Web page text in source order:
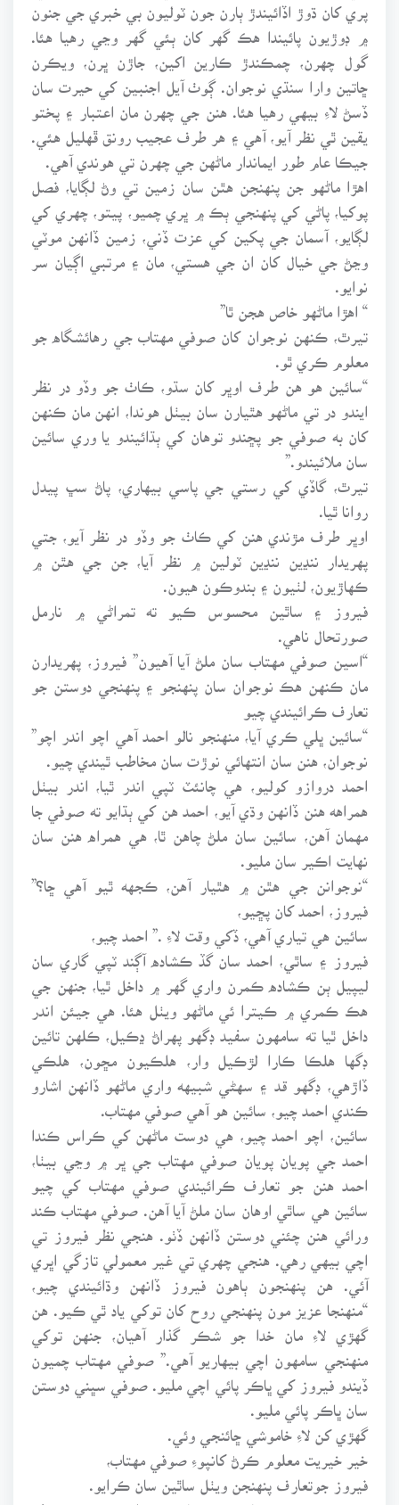
پري کان ڌوڙ اڏائيندڙ ٻارن جون ٽوليون بي خبري جي جنون
۾ ڊوڙيون پائيندا هڪ گهر کان ٻئي گهر وڃي رهيا هئا.
گول چهرن، چمڪندڙ ڪارين اکين، جاڙن ڀرن، ويڪرن
ڇاتين وارا سنڌي نوجوان. ڳوٺ آيل اجنبين کي حيرت سان
ڏسڻ لاءِ بيهي رهيا هئا. هنن جي چهرن مان اعتبار ۽ پختو
يقين ٿي نظر آيو، آهي ۽ هر طرف عجيب رونق ڦهليل هئي.
جيڪا عام طور ايماندار ماڻهن جي چهرن تي هوندي آهي.
اهڙا ماڻهو جن پنهنجن هٿن سان زمين تي وڻ لڳايا، فصل
پوکيا، پاڻي کي پنهنجي ٻڪ ۾ ڀري چميو، پيتو، چهري کي
لڳايو، آسمان جي پکين کي عزت ڏني، زمين ڏانهن موٽي
وڃڻ جي خيال کان ان جي هستي، مان ۽ مرتبي اڳيان سر
نوايو.
“ اهڙا ماڻهو خاص هجن ٿا”
تيرٿ، ڪنهن نوجوان کان صوفي مهتاب جي رهائشگاه جو
معلوم ڪري ٿو.
“سائين هو هن طرف اوڀر کان سڌو، ڪاٺ جو وڏو در نظر
ايندو در تي ماڻهو هٿيارن سان بيٺل هوندا، انهن مان ڪنهن
کان به صوفي جو پڇندو توهان کي ٻڌائيندو يا وري سائين
سان ملائيندو.”
تيرٿ، گاڏي کي رستي جي پاسي بيهاري، پاڻ سڀ پيدل
روانا ٿيا.
اوڀر طرف مڙندي هنن کي ڪاٺ جو وڏو در نظر آيو، جتي
پهريدار ننڍين ننڍين ٽولين ۾ نظر آيا، جن جي هٿن ۾
ڪهاڙيون، لٺيون ۽ بندوڪون هيون.
فيروز ۽ ساٿين محسوس ڪيو ته تمراڻي ۾ نارمل
صورتحال ناهي.
“اسين صوفي مهتاب سان ملڻ آيا آهيون” فيروز، پهريدارن
مان ڪنهن هڪ نوجوان سان پنهنجو ۽ پنهنجي دوستن جو
تعارف ڪرائيندي چيو
“سائين ڀلي ڪري آيا، منهنجو نالو احمد آهي اچو اندر اچو”
نوجوان، هنن سان انتهائي نوڙت سان مخاطب ٿيندي چيو.
احمد دروازو کوليو، هي چانئٽ ٽپي اندر ٿيا، اندر بيٺل
همراهه هنن ڏانهن وڌي آيو، احمد هن کي ٻڌايو ته صوفي جا
مهمان آهن، سائين سان ملڻ چاهن ٿا، هي همراه هنن سان
نهايت اڪير سان مليو.
“نوجوانن جي هٿن ۾ هٿيار آهن، ڪجهه ٿيو آهي ڇا؟”
فيروز، احمد کان پڇيو،
سائين هي تياري آهي، ڏکي وقت لاءِ .” احمد چيو،
فيروز ۽ ساٿي، احمد سان گڏ ڪشاده آڳند ٽپي گاري سان
ليپيل ٻن ڪشاده ڪمرن واري گهر ۾ داخل ٿيا، جنهن جي
هڪ ڪمري ۾ ڪيترا ئي ماڻهو ويٺل هئا. هي جيئن اندر
داخل ٿيا ته سامهون سفيد ڊگهو پهراڻ ڍڪيل، ڪلهن تائين
ڊگها هلڪا ڪارا لڙڪيل وار، هلڪيون مڇون، هلڪي
ڏاڙهي، ڊگهو قد ۽ سهڻي شبيهه واري ماڻهو ڏانهن اشارو
ڪندي احمد چيو، سائين هو آهي صوفي مهتاب.
سائين، اچو احمد چيو، هي دوست ماڻهن کي ڪراس ڪندا
احمد جي پويان پويان صوفي مهتاب جي ڀر ۾ وڃي بيٺا،
احمد هنن جو تعارف ڪرائيندي صوفي مهتاب کي چيو
سائين هي ساٿي اوهان سان ملڻ آيا آهن. صوفي مهتاب ڪند
ورائي هنن چئني دوستن ڏانهن ڏٺو. هنجي نظر فيروز تي
اچي بيهي رهي. هنجي چهري تي غير معمولي تازگي اڀري
آئي. هن پنهنجون ٻاهون فيروز ڏانهن وڌائيندي چيو،
“منهنجا عزيز مون پنهنجي روح کان توکي ياد ٿي ڪيو. هن
گهڙي لاءِ مان خدا جو شڪر گذار آهيان، جنهن توکي
منهنجي سامهون اچي بيهاريو آهي.” صوفي مهتاب چميون
ڏيندو فيروز کي ڀاڪر پائي اچي مليو. صوفي سڀني دوستن
سان ڀاڪر پائي مليو.
گهڙي کن لاءِ خاموشي ڇائنجي وئي.
خير خيريت معلوم ڪرڻ کانپوءِ صوفي مهتاب،
فيروز جوتعارف پنهنجن ويٺل ساٿين سان ڪرايو.
فيروز به پنهنجن ساٿين جو تعارف ڪرايو ۽ پنهنجي سفر